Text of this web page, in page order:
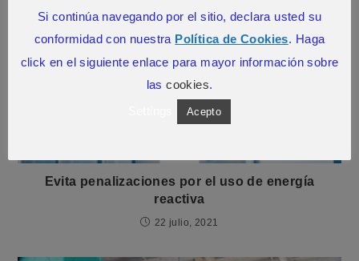
Evita penalizaciones por el uso de energía
reactiva
22 julio, 2021
Si continúa navegando por el sitio, declara usted su
conformidad con nuestra Política de Cookies. Haga
click en el siguiente enlace para mayor información sobre
lascookies.
Acepto